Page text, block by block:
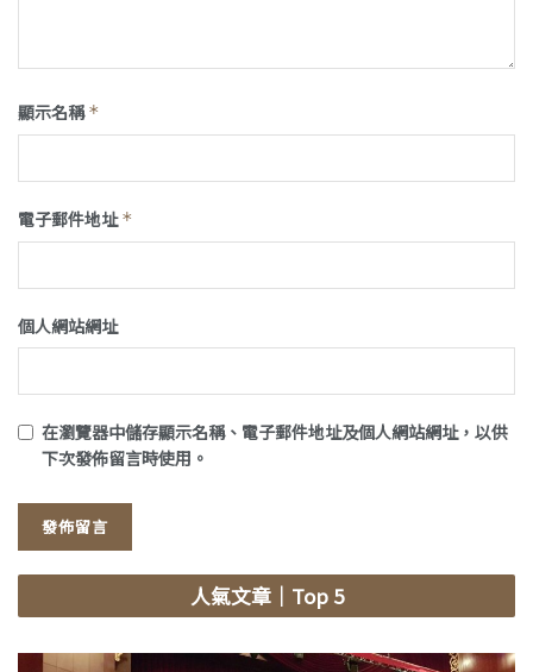
顯示名稱*
電子郵件地址*
個人網站網址
在瀏覽器中儲存顯示名稱、電子郵件地址及個人網站網址，以供
下次發佈留言時使用。
人氣文章｜Top 5